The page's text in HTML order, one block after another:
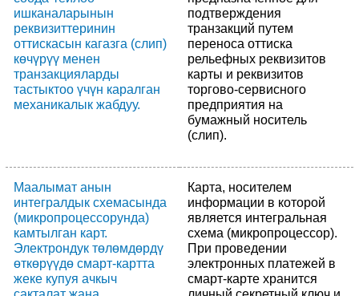
ишканаларынын
реквизиттеринин
оттискасын кагазга (слип)
көчүрүү менен
транзакцияларды
тастыктоо үчүн каралган
механикалык жабдуу.
подтверждения
транзакций путем
переноса оттиска
рельефных реквизитов
карты и реквизитов
торгово-сервисного
предприятия на
бумажный носитель
(слип).
Маалымат анын
интегралдык схемасында
(микропроцессорунда)
камтылган карт.
Электрондук төлөмдөрдү
өткөрүүдө смарт-картта
жеке купуя ачкыч
Карта, носителем
информации в которой
является интегральная
схема (микропроцессор).
При проведении
электронных платежей в
смарт-карте хранится